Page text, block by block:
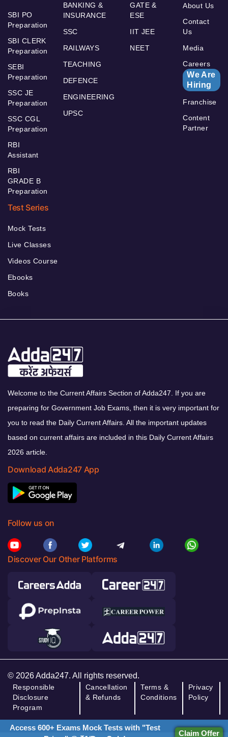
SBI PO
Preparation
SBI CLERK
Preparation
SEBI
Preparation
SSC JE
Preparation
SSC CGL
Preparation
RBI
Assistant
RBI
GRADE B
Preparation
BANKING &
INSURANCE
SSC
RAILWAYS
TEACHING
DEFENCE
ENGINEERING
UPSC
GATE &
ESE
IIT JEE
NEET
About Us
Contact
Us
Media
Careers
We Are
Hiring
Franchise
Content
Partner
Test Series
Mock Tests
Live Classes
Videos Course
Ebooks
Books
Welcome to the Current Affairs Section of Adda247. If you are
preparing for Government Job Exams, then it is very important for
you to read the Daily Current Affairs. All the important updates
based on current affairs are included in this Daily Current Affairs
2026 article.
Download Adda247 App
Follow us on
Discover Our Other Platforms
© 2026 Adda247. All rights reserved.
Responsible
Disclosure
Program
Cancellation
& Refunds
Terms &
Conditions
Privacy
Policy
Access 600+ Exams Mock Tests with "Test
Claim Offer